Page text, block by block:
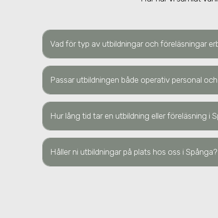
Vad för typ av utbildningar och föreläsningar
Passar utbildningen både operativ personal
Hur lång tid tar en utbildning eller föreläsning i
Håller ni utbildningar på plats hos oss i Spånga?